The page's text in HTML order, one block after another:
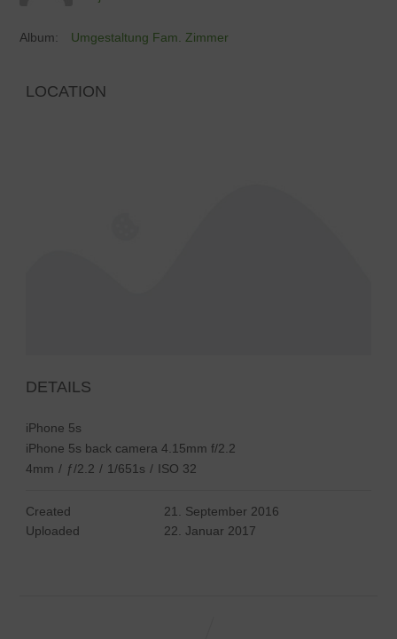
Album: Umgestaltung Fam. Zimmer
LOCATION
DETAILS
iPhone 5s
iPhone 5s back camera 4.15mm f/2.2
4mm / ƒ/2.2 / 1/651s / ISO 32
Created
21. September 2016
Uploaded
22. Januar 2017